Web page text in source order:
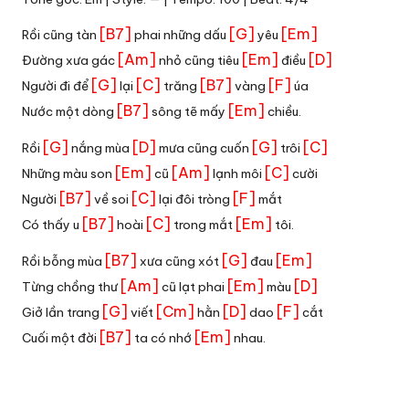
Rồi cũng tàn [B7] phai những dấu [G] yêu [Em]
Đường xưa gác [Am] nhỏ cũng tiêu [Em] điều [D]
Người đi để [G] lại [C] trăng [B7] vàng [F] úa
Nước một dòng [B7] sông tẽ mấy [Em] chiều.
Rồi [G] nắng mùa [D] mưa cũng cuốn [G] trôi [C]
Những màu son [Em] cũ [Am] lạnh môi [C] cười
Người [B7] về soi [C] lại đôi tròng [F] mắt
Có thấy u [B7] hoài [C] trong mắt [Em] tôi.
Rồi bỗng mùa [B7] xưa cũng xót [G] đau [Em]
Từng chồng thư [Am] cũ lạt phai [Em] màu [D]
Giở lần trang [G] viết [Cm] hằn [D] dao [F] cắt
Cuối một đời [B7] ta có nhớ [Em] nhau.